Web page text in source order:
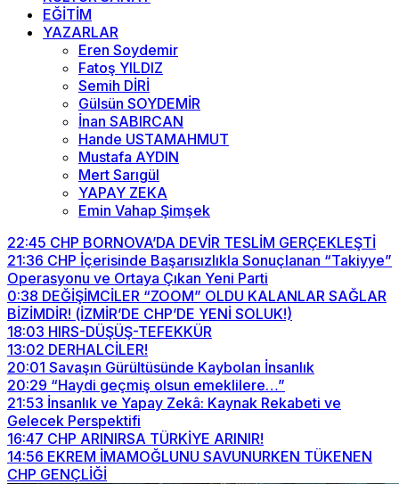
EĞİTİM
YAZARLAR
Eren Soydemir
Fatoş YILDIZ
Semih DİRİ
Gülsün SOYDEMİR
İnan SABIRCAN
Hande USTAMAHMUT
Mustafa AYDIN
Mert Sarıgül
YAPAY ZEKA
Emin Vahap Şimşek
22:45 CHP BORNOVA’DA DEVİR TESLİM GERÇEKLEŞTİ
21:36 CHP İçerisinde Başarısızlıkla Sonuçlanan “Takiyye”
Operasyonu ve Ortaya Çıkan Yeni Parti
0:38 DEĞİŞİMCİLER “ZOOM” OLDU KALANLAR SAĞLAR
BİZİMDİR! (İZMİR’DE CHP’DE YENİ SOLUK!)
18:03 HIRS-DÜŞÜŞ-TEFEKKÜR
13:02 DERHALCİLER!
20:01 Savaşın Gürültüsünde Kaybolan İnsanlık
20:29 “Haydi geçmiş olsun emeklilere…”
21:53 İnsanlık ve Yapay Zekâ: Kaynak Rekabeti ve
Gelecek Perspektifi
16:47 CHP ARINIRSA TÜRKİYE ARINIR!
14:56 EKREM İMAMOĞLUNU SAVUNURKEN TÜKENEN
CHP GENÇLİĞİ